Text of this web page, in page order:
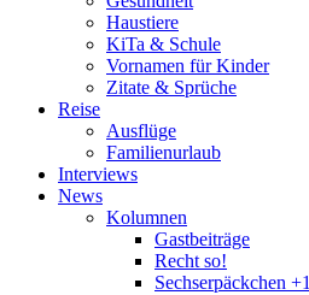
Haustiere
KiTa & Schule
Vornamen für Kinder
Zitate & Sprüche
Reise
Ausflüge
Familienurlaub
Interviews
News
Kolumnen
Gastbeiträge
Recht so!
Sechserpäckchen +1